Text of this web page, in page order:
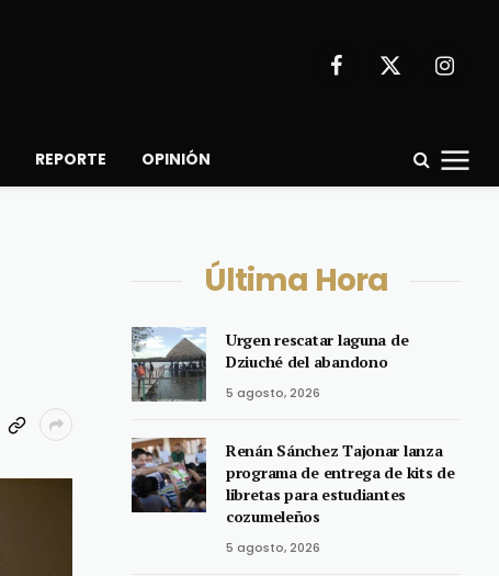
Facebook
X
REPORTE OPINIÓN
Última Hora
Urgen rescatar laguna de
Dziuché del abandono
5 agosto, 2026
Renán Sánchez Tajonar lanza
programa de entrega de kits de
libretas para estudiantes
cozumeleños
5 agosto, 2026